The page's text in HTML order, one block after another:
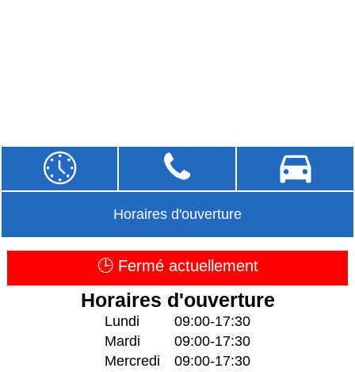
Horaires d'ouverture
🕒 Fermé actuellement
Horaires d'ouverture
Lundi
09:00-17:30
Mardi
09:00-17:30
Mercredi
09:00-17:30